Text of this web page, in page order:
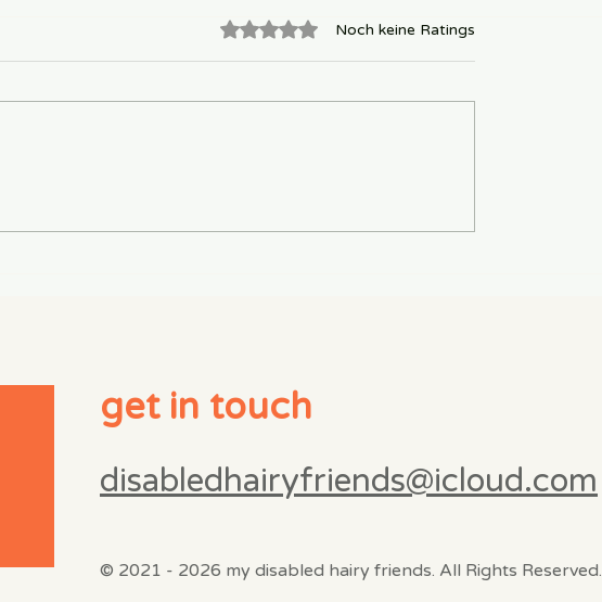
Mit 0 von 5 Sternen bewertet.
Noch keine Ratings
get in touch
disabledhairyfriends@icloud.com
© 2021 - 2026 my disabled hairy friends. All Rights Reserved.